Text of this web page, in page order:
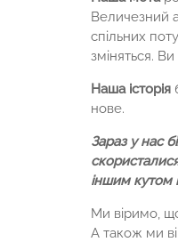
Величезний
спільних
зміняться.
Наша історія
нове.
Зараз у нас
іншим кутом
Ми віримо, що
А також ми